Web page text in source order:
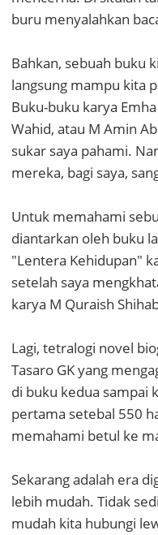
buru menyalahkan
Bahkan, sebuah buku
langsung mampu kita
Buku-buku karya
Wahid, atau M Amin
sukar saya pahami.
mereka, bagi saya,
Untuk memahami
diantarkan oleh buku
"Lentera Kehidupan"
setelah saya
karya M Quraish
Lagi, tetralogi novel
Tasaro GK yang
di buku kedua sampai
pertama setebal 550
memahami betul ke
Sekarang adalah era
lebih mudah. Tidak
mudah kita hubungi